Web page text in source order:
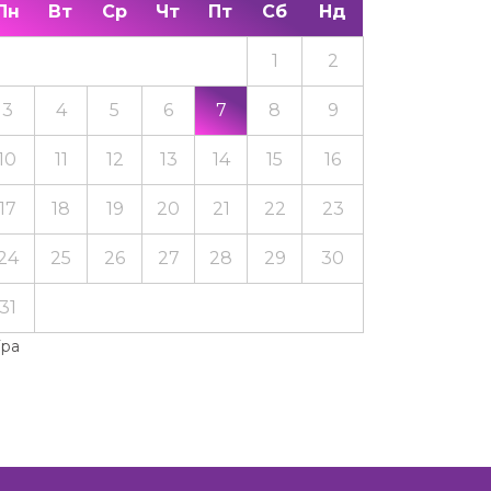
Вт Ср Чт Пт Сб Нд
1 2
3 4 5 6 7 8 9
11 12 13 14 15 16
18 19 20 21 22 23
25 26 27 28 29 30